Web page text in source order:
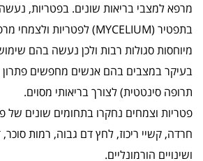
מרפא למצבי בריאות שונים. בפטריות,
בתפטיר (MYCELIUM) לפטריות ולצמחי מרפא
מיוחסות סגולות רבות ולכן נעשה בהם
בעיקר במצבים בהם אנשים מחפשים פתרון
תרופה סינטטית) לצורך בריאותי מסוים.
פטריות וצמחים נחקרו בתחומים שונים של
חרדה, קשיי ריכוז, לחץ דם גבוה, רמות סוכר,
ושינויים הורמונליים.